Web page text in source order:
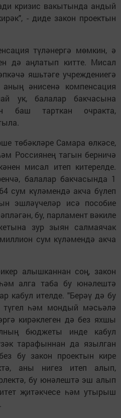
кризис вакытында андый
- диде закон проектын
түләнергә мөмкин, ә
дә аңлатып китте. Мисал
яшьтәге учреждениегә
әнисенә компенсация
ук, балалар бакчасына
баш тарткан очракта,
төбәкләре Самара өлкәсе,
Россиянең тагын берничә
мисал итеп китерелде.
балалар бакчасында 1
сум күләмендә акча бүлеп
эшләүчеләр исә пособие
бу, парламент вәкиле
зур зыян салмаячак
сум күләмендә акча
алышканнан соң, закон
алга таба бу юнәлештә
кабул ителде. "Берәү дә бу
һәм мондый мәсьәлә
кирәклеген дә без яхшы
бюджеты инде кабул
тарафыннан да язылган
бу закон проектын кире
аны нигез итеп алып,
бу юнәлештә эш алып
җитәкчесе һәм утырыш